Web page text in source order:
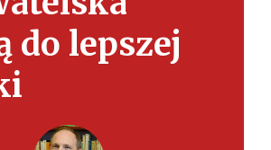
do lepszej